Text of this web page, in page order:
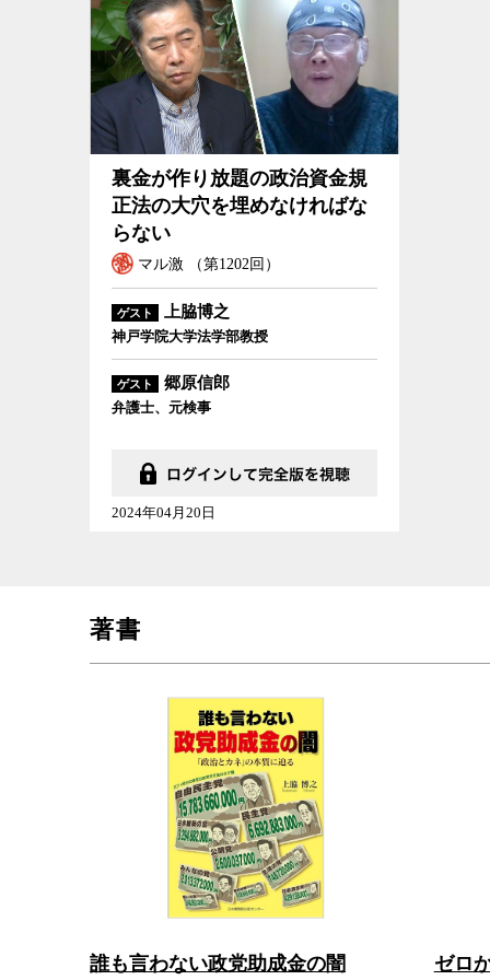
裏金が作り放題の政治資金規
正法の大穴を埋めなければな
らない
マル激 （第1202回）
ゲスト 上脇博之
神戸学院大学法学部教授
ゲスト 郷原信郎
弁護士、元検事
2024年04月20日
著書
誰も言わない政党助成金の闇 ゼロ